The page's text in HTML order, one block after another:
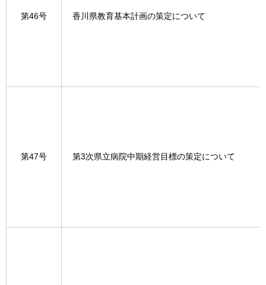
第46号 香川県教育基本計画の策定について
第47号 第3次県立病院中期経営目標の策定について